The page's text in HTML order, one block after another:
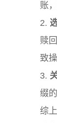
账
2.
赎
致
3.
缀
综